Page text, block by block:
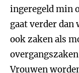
ingeregeld min
gaat verder dan
ook zaken als
Vrouwen